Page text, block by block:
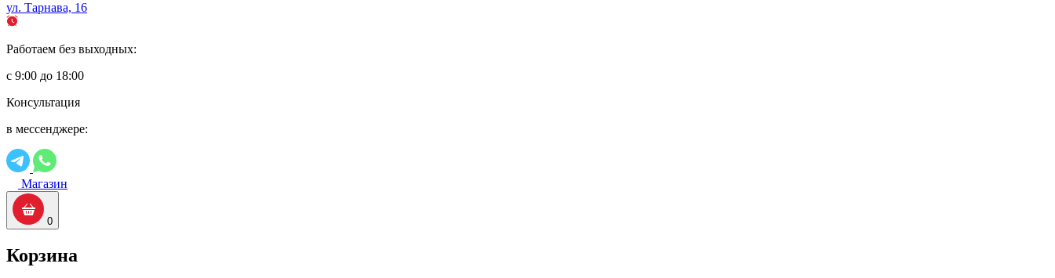
ул. Тарнава, 16
Работаем без выходных:
с 9:00 до 18:00
Консультация
в мессенджере:
Магазин
0
Корзина